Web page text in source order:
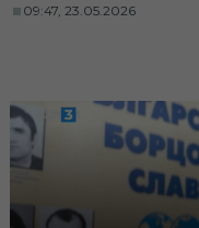
09:47, 23.05.2026